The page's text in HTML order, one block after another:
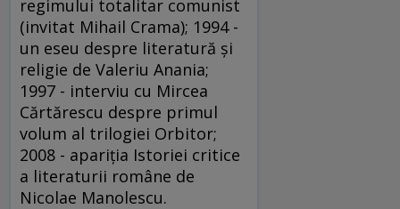
regimului totalitar comunist
(invitat Mihail Crama); 1994 -
un eseu despre literatură și
religie de Valeriu Anania;
1997 - interviu cu Mircea
Cărtărescu despre primul
volum al trilogiei Orbitor;
2008 - apariția Istoriei critice
a literaturii române de
Nicolae Manolescu.